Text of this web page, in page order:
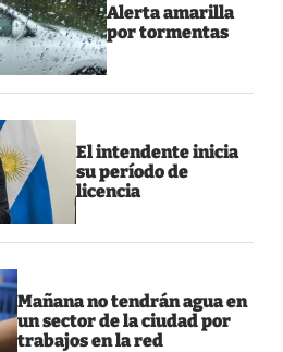
Alerta amarilla
por tormentas
El intendente inicia
su período de
licencia
Mañana no tendrán agua en
un sector de la ciudad por
trabajos en la red